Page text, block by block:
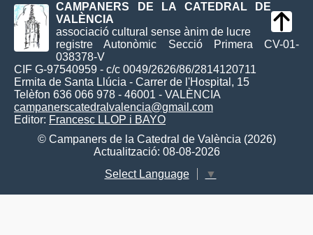
CAMPANERS DE LA CATEDRAL DE
VALÈNCIA
associació cultural sense ànim de lucre
registre Autonòmic Secció Primera CV-01-
038378-V
CIF G-97540959 - c/c 0049/2626/86/2814120711
Ermita de Santa Llúcia - Carrer de l'Hospital, 15
Telèfon 636 066 978 - 46001 - VALÈNCIA
campanerscatedralvalencia@gmail.com
Editor: Francesc LLOP i BAYO
© Campaners de la Catedral de València (2026)
Actualització: 08-08-2026
Select Language
▼